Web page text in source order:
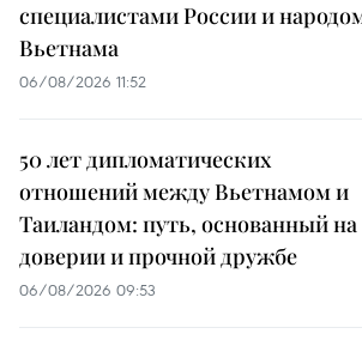
специалистами России и
Вьетнама
06/08/2026 11:52
50 лет дипломатических
отношений между Вьетнамом и
Таиландом: путь, основанный на
доверии и прочной дружбе
06/08/2026 09:53